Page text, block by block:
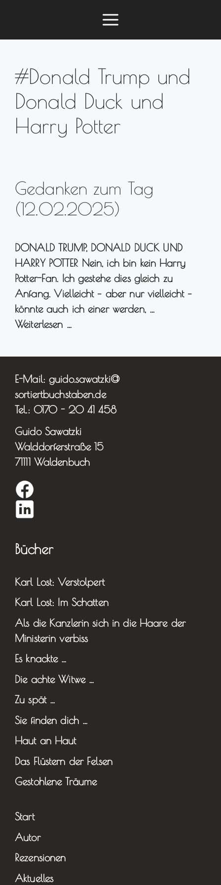
springen
Menü
#Donald Trump und
Donald Duck und
Harry Potter
Gedanken zum Tag
(12.02.2025)
DONALD TRUMP, DONALD DUCK UND
HARRY POTTER Nein, ich bin kein Harry
Potter-Fan. Ich gestehe dies gleich zu
Anfang. Vielleicht – aber nur vielleicht –
könnte auch ich einer werden, …
Weiterlesen …
E-Mail: guido.sawatzki@
sortiertbuchstaben.de
Tel.: 0170 - 20 41 458
Guido Sawatzki
Walddorferstraße 15
71111 Waldenbuch
Bücher
Karl Lost: Verstolpert
Karl Lost: Im Schatten
Als die Kanzlerin sich in die Haare der
Ministerin verbiss
Es knackte …
Die achte Witwe …
Zu spät …
Sie finden dich …
Haut an Haut
Das Flüstern der Felsen
Gestohlene Träume
Start
Autor
Rezensionen
Aktuelles